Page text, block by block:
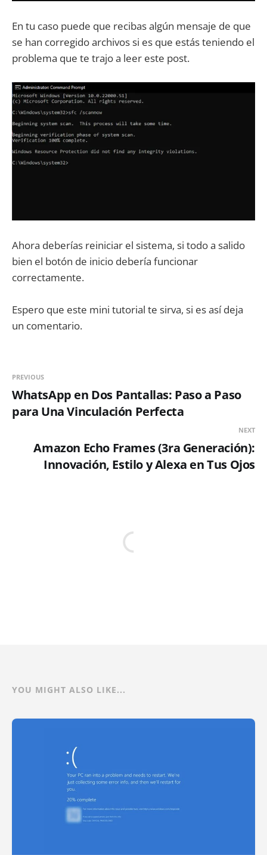
En tu caso puede que recibas algún mensaje de que
se han corregido archivos si es que estás teniendo el
problema que te trajo a leer este post.
Ahora deberías reiniciar el sistema, si todo a salido
bien el botón de inicio debería funcionar
correctamente.
Espero que este mini tutorial te sirva, si es así deja
un comentario.
PREVIOUS
WhatsApp en Dos Pantallas: Paso a Paso
para Una Vinculación Perfecta
NEXT
Amazon Echo Frames (3ra Generación):
Innovación, Estilo y Alexa en Tus Ojos
YOU MIGHT ALSO LIKE...